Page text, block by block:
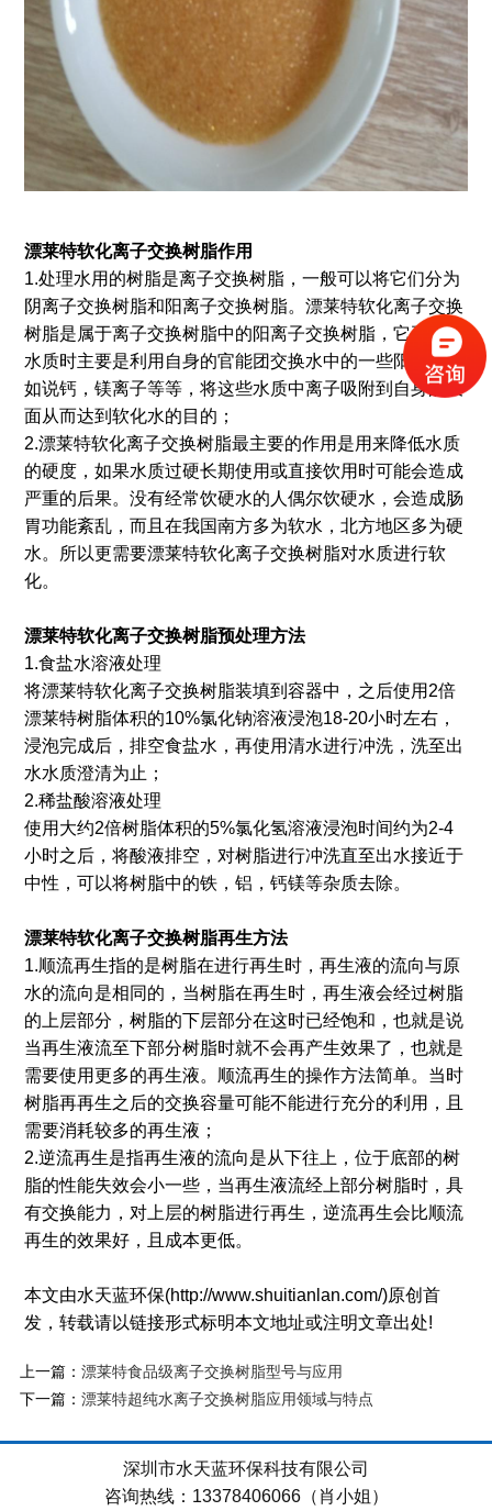
漂莱特软化离子交换树脂作用
1.处理水用的树脂是离子交换树脂，一般可以将它们分为
阴离子交换树脂和阳离子交换树脂。漂莱特软化离子交换
树脂是属于离子交换树脂中的阳离子交换树脂，它再处理
水质时主要是利用自身的官能团交换水中的一些阳离子比
如说钙，镁离子等等，将这些水质中离子吸附到自身的表
面从而达到软化水的目的；
2.漂莱特软化离子交换树脂最主要的作用是用来降低水质
的硬度，如果水质过硬长期使用或直接饮用时可能会造成
严重的后果。没有经常饮硬水的人偶尔饮硬水，会造成肠
胃功能紊乱，而且在我国南方多为软水，北方地区多为硬
水。所以更需要漂莱特软化离子交换树脂对水质进行软
化。
漂莱特软化离子交换树脂预处理方法
1.食盐水溶液处理
将漂莱特软化离子交换树脂装填到容器中，之后使用2倍
漂莱特树脂体积的10%氯化钠溶液浸泡18-20小时左右，
浸泡完成后，排空食盐水，再使用清水进行冲洗，洗至出
水水质澄清为止；
2.稀盐酸溶液处理
使用大约2倍树脂体积的5%氯化氢溶液浸泡时间约为2-4
小时之后，将酸液排空，对树脂进行冲洗直至出水接近于
中性，可以将树脂中的铁，铝，钙镁等杂质去除。
漂莱特软化离子交换树脂再生方法
1.顺流再生指的是树脂在进行再生时，再生液的流向与原
水的流向是相同的，当树脂在再生时，再生液会经过树脂
的上层部分，树脂的下层部分在这时已经饱和，也就是说
当再生液流至下部分树脂时就不会再产生效果了，也就是
需要使用更多的再生液。顺流再生的操作方法简单。当时
树脂再再生之后的交换容量可能不能进行充分的利用，且
需要消耗较多的再生液；
2.逆流再生是指再生液的流向是从下往上，位于底部的树
脂的性能失效会小一些，当再生液流经上部分树脂时，具
有交换能力，对上层的树脂进行再生，逆流再生会比顺流
再生的效果好，且成本更低。
本文由水天蓝环保(http://www.shuitianlan.com/)原创首
发，转载请以链接形式标明本文地址或注明文章出处!
上一篇： 漂莱特食品级离子交换树脂型号与应用
下一篇： 漂莱特超纯水离子交换树脂应用领域与特点
深圳市水天蓝环保科技有限公司
咨询热线：13378406066（肖小姐）